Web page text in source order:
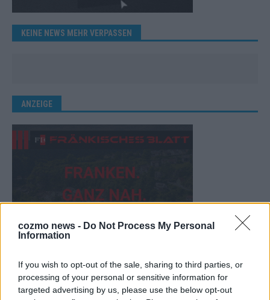
cozmo news - Do Not Process My Personal
Information
If you wish to opt-out of the sale, sharing to third parties, or
processing of your personal or sensitive information for
targeted advertising by us, please use the below opt-out
KEINE NEWS MEHR VERPASSEN
ANZEIGE